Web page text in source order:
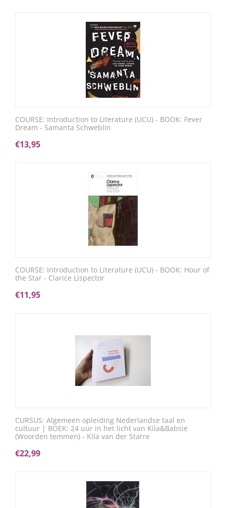
COURSE: Introduction to Literature (UCU) - BOOK: Fever
Dream - Samanta Schweblin
€13,95
COURSE: Introduction to Literature (UCU) - BOOK: Hour of
the Star - Clarice Lispector
€11,95
CURSUS: Algemeen opleiding Nederlandse taal en
cultuur | BOEK: 24 uur in het licht van Kila&Babsie
(Woorden temmen) - Kila van der Starre
€22,99